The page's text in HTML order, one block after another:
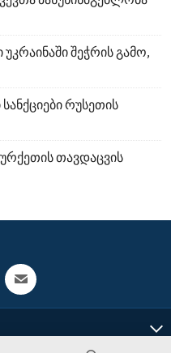
უკრაინაში შეჭრის გამო,
რუსეთის
თავდაცვის